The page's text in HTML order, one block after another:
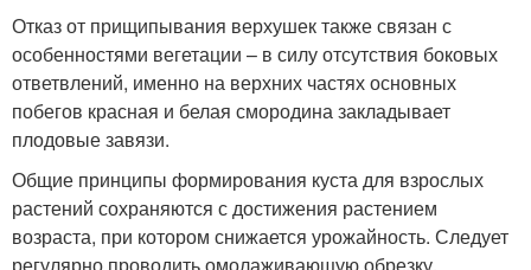
Отказ от прищипывания верхушек также связан с
особенностями вегетации – в силу отсутствия боковых
ответвлений, именно на верхних частях основных
побегов красная и белая смородина закладывает
плодовые завязи.
Общие принципы формирования куста для взрослых
растений сохраняются с достижения растением
возраста, при котором снижается урожайность. Следует